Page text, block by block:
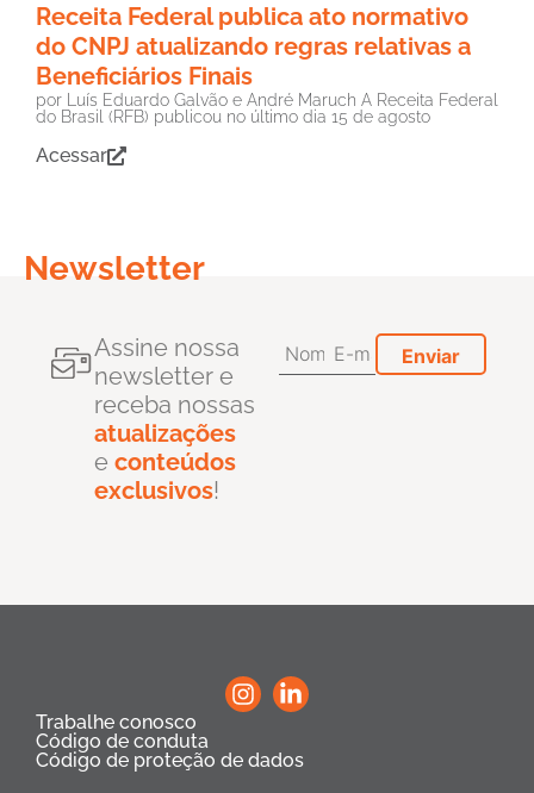
Receita Federal publica ato normativo
do CNPJ atualizando regras relativas a
Beneficiários Finais
por Luís Eduardo Galvão e André Maruch A Receita Federal
do Brasil (RFB) publicou no último dia 15 de agosto
Acessar
Newsletter
Assine nossa
newsletter e
receba nossas
atualizações
e conteúdos
exclusivos!
Trabalhe conosco
Código de conduta
Código de proteção de dados